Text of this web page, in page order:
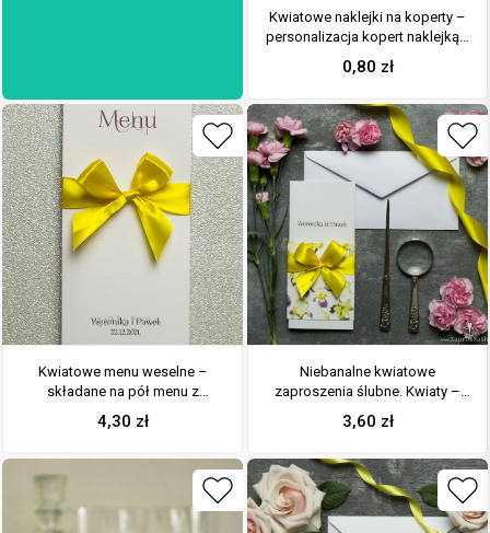
Kwiatowe naklejki na koperty –
personalizacja kopert naklejką z
kwiatami irysa
0,80 zł
Kwiatowe menu weselne –
składane na pół menu z
kwiatami irysa oraz żółtą
wstążką
4,30 zł
Niebanalne kwiatowe
zaproszenia ślubne. Kwiaty –
zółto-fioletowe irysy, żółta
wstążka i wnętrze wkładane w
3,60 zł